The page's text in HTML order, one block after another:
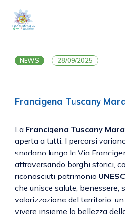
NEWS 28/09/2025
Francigena Tuscany
La Francigena Tuscany
aperta a tutti. I percorsi
snodano lungo la Via
attraversando borghi storici,
riconosciuti patrimonio
che unisce salute, benessere,
valorizzazione del territorio:
vivere insieme la bellezza